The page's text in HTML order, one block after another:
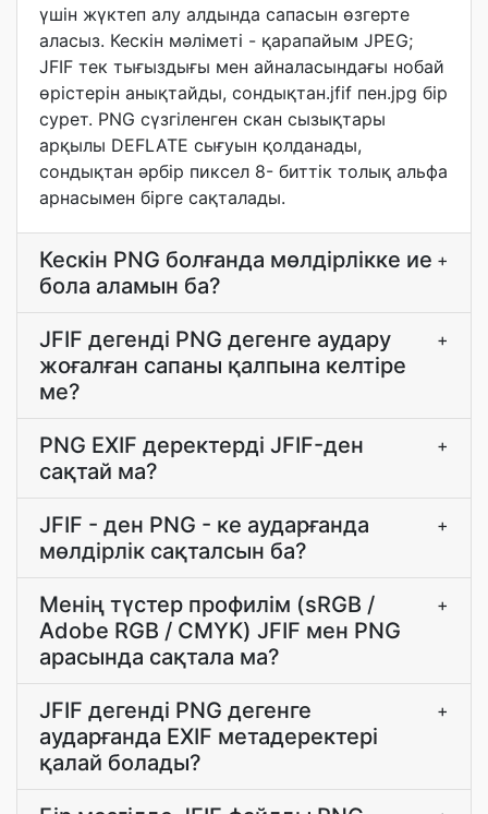
үшін жүктеп алу алдында сапасын өзгерте
аласыз. Кескін мәліметі - қарапайым JPEG;
JFIF тек тығыздығы мен айналасындағы нобай
өрістерін анықтайды, сондықтан.jfif пен.jpg бір
сурет. PNG сүзгіленген скан сызықтары
арқылы DEFLATE сығуын қолданады,
сондықтан әрбір пиксел 8- биттік толық альфа
арнасымен бірге сақталады.
Кескін PNG болғанда мөлдірлікке ие
бола аламын ба?
+
JFIF дегенді PNG дегенге аудару
жоғалған сапаны қалпына келтіре
ме?
+
PNG EXIF деректерді JFIF-ден
сақтай ма?
+
JFIF - ден PNG - ке аударғанда
мөлдірлік сақталсын ба?
+
Менің түстер профилім (sRGB /
Adobe RGB / CMYK) JFIF мен PNG
арасында сақтала ма?
+
JFIF дегенді PNG дегенге
аударғанда EXIF метадеректері
қалай болады?
+